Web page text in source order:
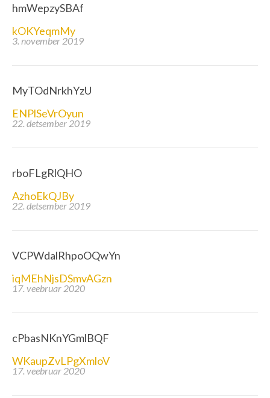
hmWepzySBAf
kOKYeqmMy
3. november 2019
MyTOdNrkhYzU
ENPlSeVrOyun
22. detsember 2019
rboFLgRlQHO
AzhoEkQJBy
22. detsember 2019
VCPWdalRhpoOQwYn
iqMEhNjsDSmvAGzn
17. veebruar 2020
cPbasNKnYGmlBQF
WKaupZvLPgXmloV
17. veebruar 2020